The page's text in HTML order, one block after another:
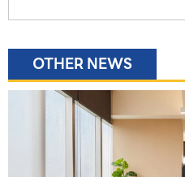
OTHER NEWS